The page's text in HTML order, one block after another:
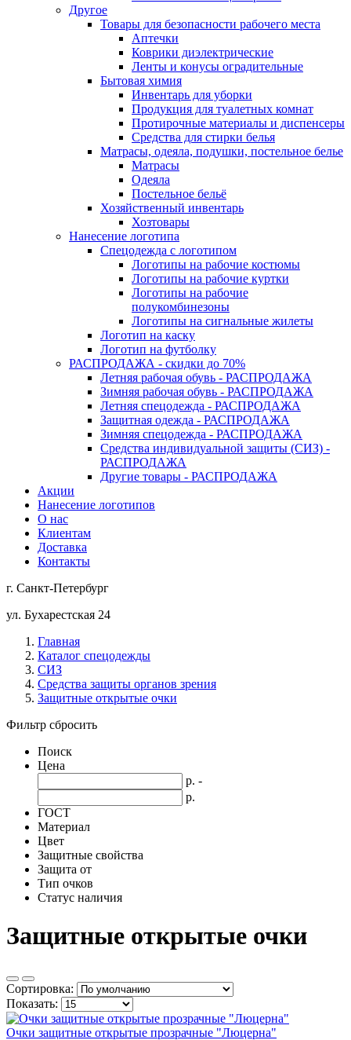
Другое
Товары для безопасности рабочего места
Аптечки
Коврики диэлектрические
Ленты и конусы оградительные
Бытовая химия
Инвентарь для уборки
Продукция для туалетных комнат
Протирочные материалы и диспенсеры
Средства для стирки белья
Матрасы, одеяла, подушки, постельное белье
Матрасы
Одеяла
Постельное бельё
Хозяйственный инвентарь
Хозтовары
Нанесение логотипа
Спецодежда с логотипом
Логотипы на рабочие костюмы
Логотипы на рабочие куртки
Логотипы на рабочие
полукомбинезоны
Логотипы на сигнальные жилеты
Логотип на каску
Логотип на футболку
РАСПРОДАЖА - скидки до 70%
Летняя рабочая обувь - РАСПРОДАЖА
Зимняя рабочая обувь - РАСПРОДАЖА
Летняя спецодежда - РАСПРОДАЖА
Защитная одежда - РАСПРОДАЖА
Зимняя спецодежда - РАСПРОДАЖА
Средства индивидуальной защиты (СИЗ) -
РАСПРОДАЖА
Другие товары - РАСПРОДАЖА
Акции
Нанесение логотипов
О нас
Клиентам
Доставка
Контакты
г. Санкт-Петербург
ул. Бухарестская 24
Главная
Каталог спецодежды
СИЗ
Средства защиты органов зрения
Защитные открытые очки
Фильтр сбросить
Поиск
Цена
р. -
р.
ГОСТ
Материал
Цвет
Защитные свойства
Защита от
Тип очков
Статус наличия
Защитные открытые очки
Сортировка:
Показать:
Очки защитные открытые прозрачные "Люцерна"